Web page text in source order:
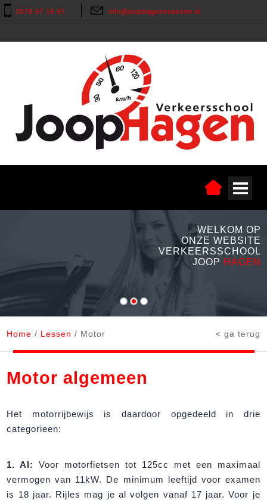
0578 57 19 97 info@joophagenvaassen.nl
WELKOM OP
ONZE WEBSITE
VERKEERSSCHOOL
JOOP HAGEN
Home / Lessen / Motor < ga terug
Motor algemeen
Het motorrijbewijs is daardoor opgedeeld in drie
categorieen:
1. Al:
Voor motorfietsen tot 125cc met een maximaal
vermogen van 11kW. De minimum leeftijd voor examen
is 18 jaar. Rijles mag je al volgen vanaf 17 jaar. Voor je